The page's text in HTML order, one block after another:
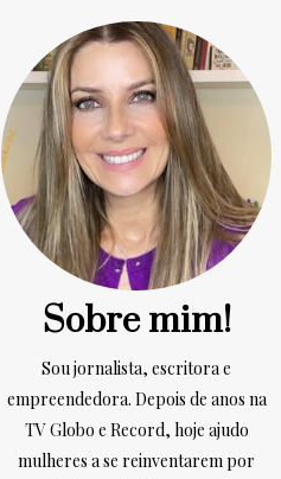
Sobre mim!
Sou jornalista, escritora e
empreendedora. Depois de anos na
TV Globo e Record, hoje ajudo
mulheres a se reinventarem por